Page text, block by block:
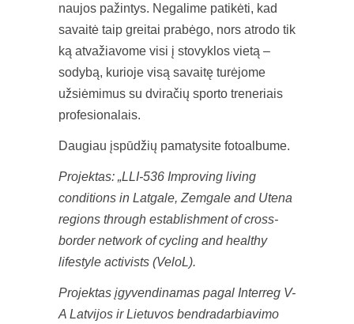
naujos pažintys. Negalime patikėti, kad
savaitė taip greitai prabėgo, nors atrodo tik
ką atvažiavome visi į stovyklos vietą –
sodybą, kurioje visą savaitę turėjome
užsiėmimus su dviračių sporto treneriais
profesionalais.
Daugiau įspūdžių pamatysite fotoalbume.
Projektas: „LLI-536 Improving living
conditions in Latgale, Zemgale and Utena
regions through establishment of cross-
border network of cycling and healthy
lifestyle activists (VeloL).
Projektas įgyvendinamas pagal Interreg V-
A Latvijos ir Lietuvos bendradarbiavimo